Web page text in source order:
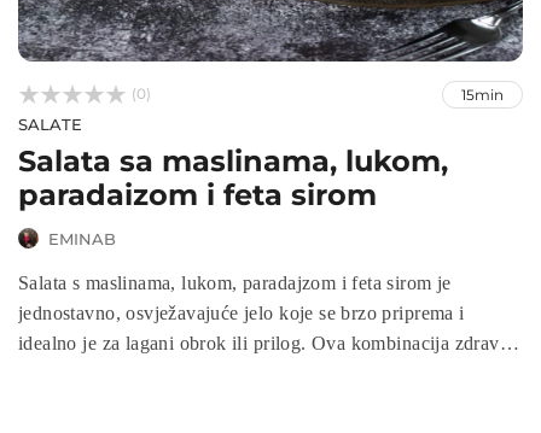


 (0) 15min
SALATE
Salata sa maslinama, lukom,
paradaizom i feta sirom
EMINAB
Salata s maslinama, lukom, paradajzom i feta sirom je
jednostavno, osvježavajuće jelo koje se brzo priprema i
idealno je za lagani obrok ili prilog. Ova kombinacija zdravih